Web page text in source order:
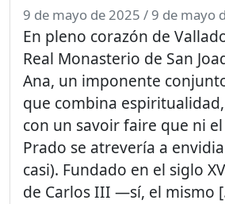
9 de mayo de 2025 / 9 de mayo
En pleno corazón de
Real Monasterio de San
Ana, un imponente
que combina
con un savoir faire que ni
Prado se atrevería a
casi). Fundado en el siglo
de Carlos III —sí, el mismo